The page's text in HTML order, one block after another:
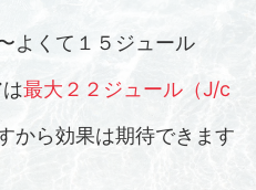
よくて１５ジュール
最大２２ジュール（J/c
から効果は期待できます